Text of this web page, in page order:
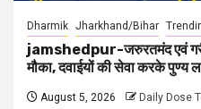
Dharmik Jharkhand/Bihar
jamshedpur-जरुरतमंद एवं
मौका, दवाईयों की सेवा करके पुण्य
August 5, 2026 Daily Dose